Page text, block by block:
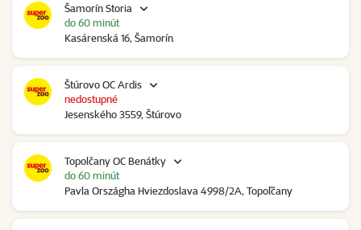
Šamorín Storia
Kasárenská 16, Šamorín
do 60 minút
Štúrovo OC Ardis
Jesenského 3559, Štúrovo
nedostupné
Topolčany OC Benátky
Pavla Országha Hviezdoslava 4998/2A, Topoľčany
do 60 minút